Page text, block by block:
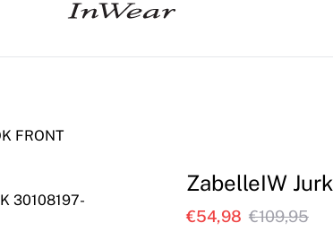
ZabelleIW Jurk
€54,98 €109,95